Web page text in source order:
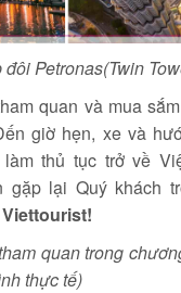
đôi Petronas(Twin
quan và mua
giờ hẹn, xe và
thủ tục trở về
gặp lại Quý khách
Viettourist!
quan trong
thực tế)